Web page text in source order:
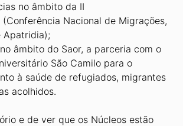
no âmbito da II
(Conferência Nacional de Migrações,
Apatridia);
âmbito do Saor, a parceria com o
São Camilo para o
à saúde de refugia­dos, migrantes
acolhidos.
e de ver que os Núcleos estão